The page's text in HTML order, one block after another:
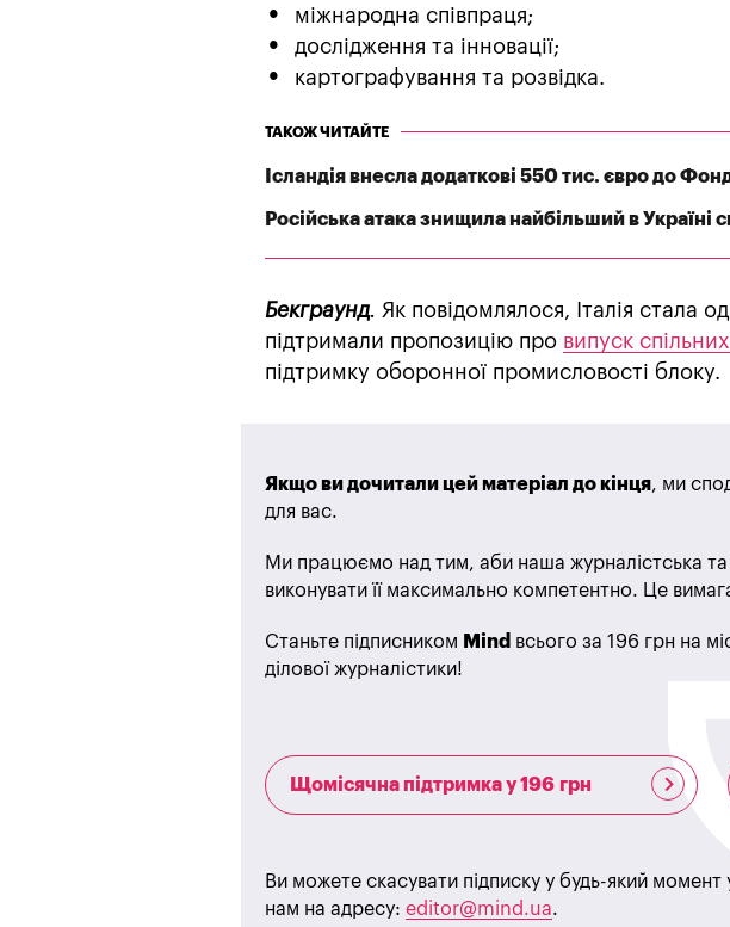
міжнародна співпраця;
дослідження та інновації;
картографування та розвідка.
ТАКОЖ ЧИТАЙТЕ
Ісландія внесла додаткові 550 тис. євро до
Російська атака знищила найбільший в Україні
Бекграунд. Як повідомлялося, Італія стала
підтримали пропозицію про випуск
підтримку оборонної промисловості блоку.
Якщо ви дочитали цей матеріал до кінця, ми
для вас.
Ми працюємо над тим, аби наша журналістська та
виконувати її максимально компетентно. Це
Станьте підписником Mind всього за 196 грн на
ділової журналістики!
Щомісячна підтримка у 196 грн
Ви можете скасувати підписку у будь-який
нам на адресу: editor@mind.ua.